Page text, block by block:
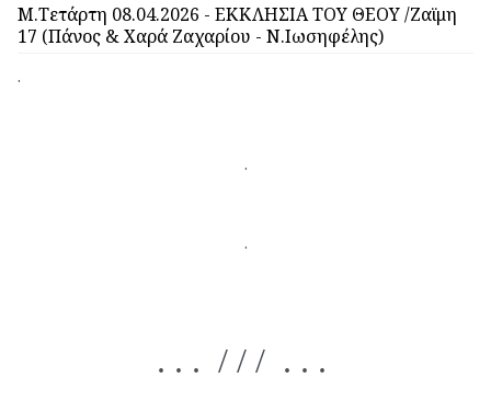
Μ.Τετάρτη 08.04.2026 - ΕΚΚΛΗΣΙΑ ΤΟΥ ΘΕΟΥ /Ζαϊμη
17 (Πάνος & Χαρά Ζαχαρίου - Ν.Ιωσηφέλης)
.
.
.
. . . / / / . . .